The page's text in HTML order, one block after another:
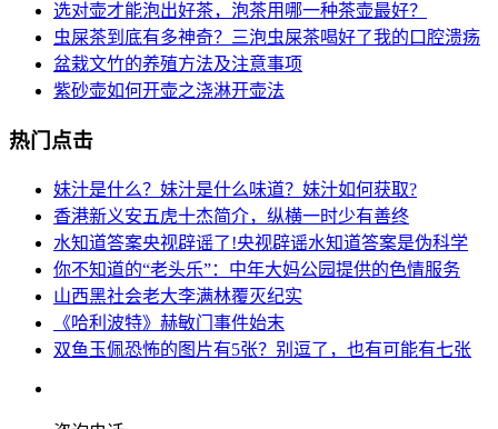
选对壶才能泡出好茶，泡茶用哪一种茶壶最好？
虫屎茶到底有多神奇？三泡虫屎茶喝好了我的口腔溃疡
盆栽文竹的养殖方法及注意事项
紫砂壶如何开壶之浇淋开壶法
热门点击
妹汁是什么？妹汁是什么味道？妹汁如何获取?
香港新义安五虎十杰简介，纵横一时少有善终
水知道答案央视辟谣了!央视辟谣水知道答案是伪科学
你不知道的“老头乐”：中年大妈公园提供的色情服务
山西黑社会老大李满林覆灭纪实
《哈利波特》赫敏门事件始末
双鱼玉佩恐怖的图片有5张？别逗了，也有可能有七张